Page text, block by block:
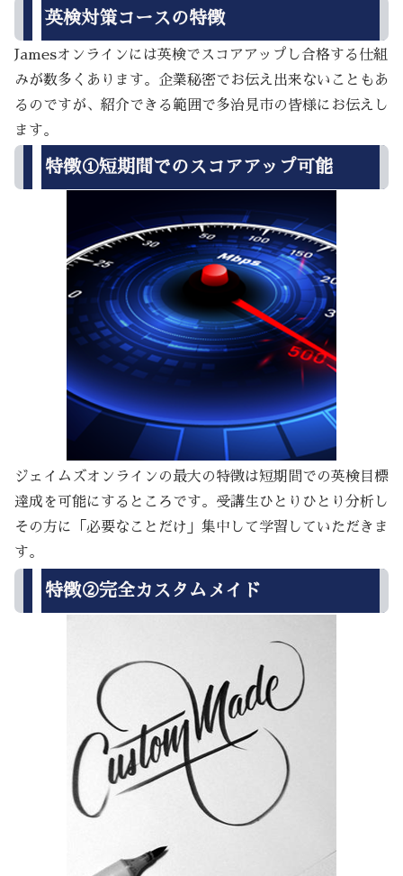
英検対策コースの特徴
Jamesオンラインには英検でスコアアップし合格する仕組
みが数多くあります。企業秘密でお伝え出来ないこともあ
るのですが、紹介できる範囲で多治見市の皆様にお伝えし
ます。
特徴①短期間でのスコアアップ可能
ジェイムズオンラインの最大の特徴は短期間での英検目標
達成を可能にするところです。受講生ひとりひとり分析し
その方に「必要なことだけ」集中して学習していただきま
す。
特徴②完全カスタムメイド